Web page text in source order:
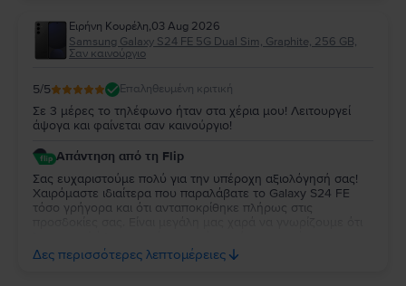
προσφέρουμε την καλύτερη δυνατή εμπειρία στους πελάτες
μας. Σας ευχαριστούμε που επιλέξατε τη Flip και σας
ευχόμαστε να χαρείτε τη συσκευή σας για πολύ καιρό!
Ειρήνη Κουρέλη,03 Aug 2026
Samsung Galaxy S24 FE 5G Dual Sim, Graphite, 256 GB,
Σαν καινούργιο
5/5 Επαληθευμένη κριτική
Σε 3 μέρες το τηλέφωνο ήταν στα χέρια μου! Λειτουργεί
άψογα και φαίνεται σαν καινούργιο!
Απάντηση από τη Flip
Σας ευχαριστούμε πολύ για την υπέροχη αξιολόγησή σας!
Χαιρόμαστε ιδιαίτερα που παραλάβατε το Galaxy S24 FE
τόσο γρήγορα και ότι ανταποκρίθηκε πλήρως στις
απόλυτα ικανοποιημένη. Σας ευχαριστούμε για την
εμπιστοσύνη σας και σας ευχόμαστε να χαρείτε τη νέα σας
Δες περισσότερες λεπτομέρειες